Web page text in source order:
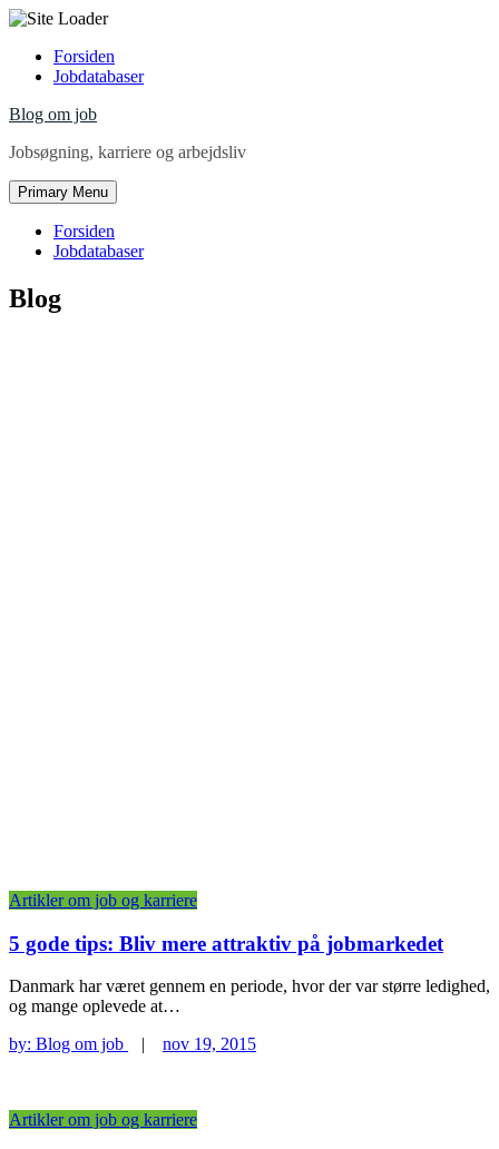
Skip
Forsiden
Jobdatabaser
Blog om job
Jobsøgning, karriere og arbejdsliv
Primary Menu
Forsiden
Jobdatabaser
Blog
Artikler om job og karriere
5 gode tips: Bliv mere attraktiv på jobmarkedet
Danmark har været gennem en periode, hvor der var større ledighed,
og mange oplevede at…
by: Blog om job | nov 19, 2015
Artikler om job og karriere